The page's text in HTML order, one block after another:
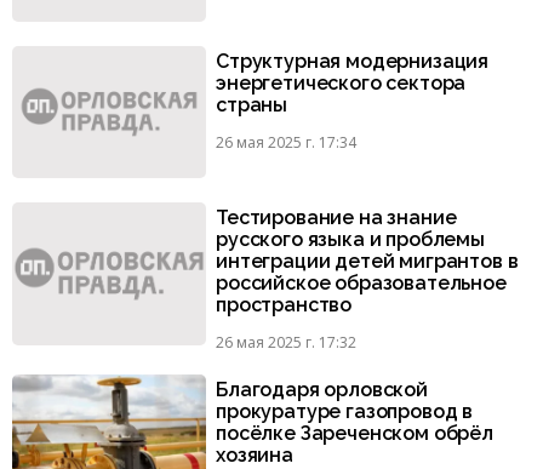
Структурная модернизация
энергетического сектора
страны
26 мая 2025 г. 17:34
Тестирование на знание
русского языка и проблемы
интеграции детей мигрантов в
российское образовательное
пространство
26 мая 2025 г. 17:32
Благодаря орловской
прокуратуре газопровод в
посёлке Зареченском обрёл
хозяина